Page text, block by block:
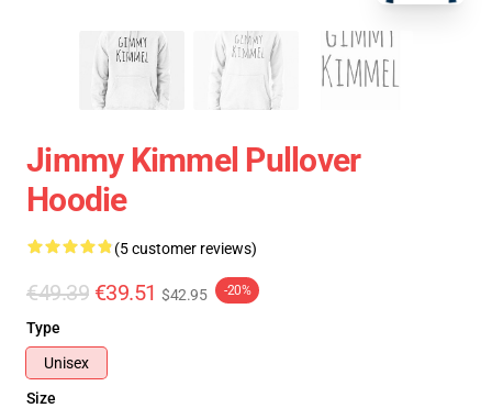
Jimmy Kimmel Pullover
Hoodie
(5 customer reviews)
€49.39 €39.51 $42.95 -20%
Type
Unisex
Size